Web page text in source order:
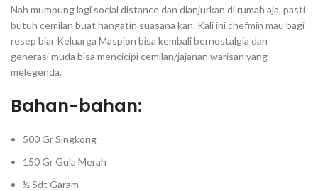
Nah mumpung lagi social distance dan dianjurkan di rumah aja, pasti
butuh cemilan buat hangatin suasana kan. Kali ini chefmin mau bagi
resep biar Keluarga Maspion bisa kembali bernostalgia dan
generasi muda bisa mencicipi cemilan/jajanan warisan yang
melegenda. ⁣⁣
Bahan-bahan:⁣⁣
500 Gr Singkong⁣⁣
150 Gr Gula Merah⁣⁣
½ Sdt Garam⁣⁣